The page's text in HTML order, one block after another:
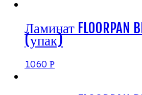
Ламинат FLOORPAN
(упак)
1060 Р